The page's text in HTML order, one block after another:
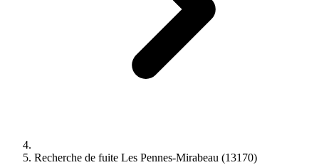
Recherche de fuite Les Pennes-Mirabeau (13170)